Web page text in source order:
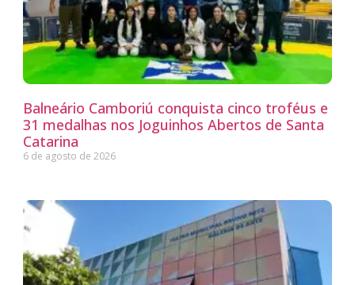
Balneário Camboriú conquista cinco troféus e
31 medalhas nos Joguinhos Abertos de Santa
Catarina
6 de agosto de 2026